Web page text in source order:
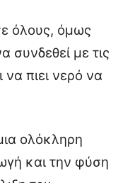
όλους, όμως
συνδεθεί με τις
πιει νερό να
ολόκληρη
και την φύση